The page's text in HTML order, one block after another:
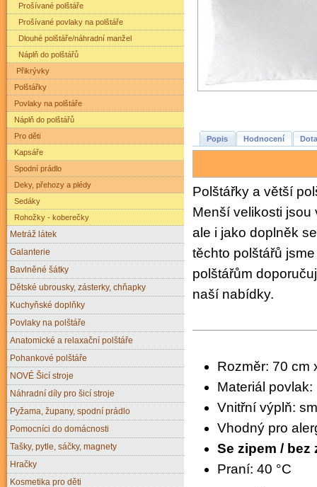
Popis Hodnocení
Polštářky a větší
Menší velikosti jsou
ale i jako doplněk
těchto polštářů
polštářům
naší nabídky.
Rozměr: 70 cm
Materiál
Vnitřní výplň:
Vhodný pro
Se zipem /
Praní: 40 °C
Prošívané polštáře
Prošívané povlaky na polštáře
Dlouhé polštáře/náhradní manžel
Náplň do polštářů
Přikrývky
Polštářky
Povlaky na polštáře
Náplň do polštářů
Pro děti
Kapsáře
Spodní prádlo
Deky, přehozy a plédy
Sedáky
Rohožky - koberečky
Metráž látek
Galanterie
Bavlněné šátky
Dětské ubrousky, zásterky, chňapky
Kuchyňské doplňky
Povlaky na polštáře
Anatomické a relaxační polštáře
Pohankové polštáře
NOVÉ Šicí stroje
Náhradní díly pro šicí stroje
Pyžama, župany, spodní prádlo
Pomocníci do domácnosti
Tašky, pytle, sáčky, magnety
Hračky
Kosmetika pro děti